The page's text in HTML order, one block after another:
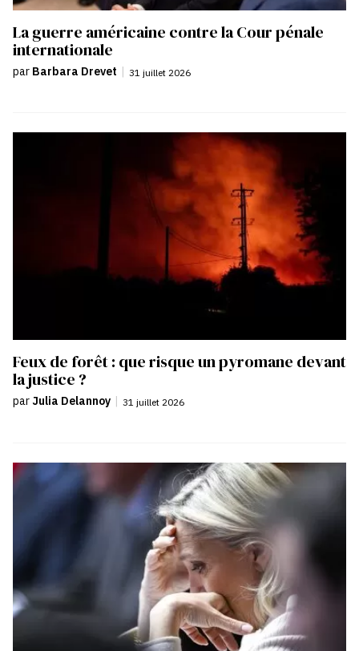
La guerre américaine contre la Cour pénale
internationale
par Barbara Drevet | 31 juillet 2026
Feux de forêt : que risque un pyromane devant
la justice ?
par Julia Delannoy 31 juillet 2026